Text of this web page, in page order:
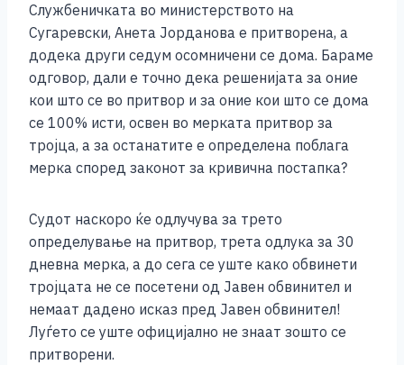
o
k
er p k
Службеничката во министерството на
Сугаревски, Анета Јорданова е притворена, а
додека други седум осомничени се дома. Бараме
одговор, дали е точно дека решенијата за оние
кои што се во притвор и за оние кои што се дома
се 100% исти, освен во мерката притвор за
тројца, а за останатите е определена поблага
мерка според законот за кривична постапка?
Судот наскоро ќе одлучува за трето
определување на притвор, трета одлука за 30
дневна мерка, а до сега се уште како обвинети
тројцата не се посетени од Јавен обвинител и
немаат дадено исказ пред Јавен обвинител!
Луѓето се уште официјално не знаат зошто се
притворени.